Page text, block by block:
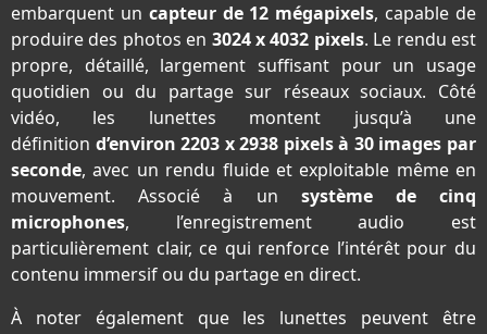
embarquent un capteur de 12 mégapixels, capable de
produire des photos en 3024 x 4032 pixels. Le rendu est
propre, détaillé, largement suffisant pour un usage
quotidien ou du partage sur réseaux sociaux. Côté
vidéo, les lunettes montent jusqu’à une
définition d’environ 2203 x 2938 pixels à 30 images par
seconde, avec un rendu fluide et exploitable même en
mouvement. Associé à un système de cinq
microphones, l’enregistrement audio est
particulièrement clair, ce qui renforce l’intérêt pour du
contenu immersif ou du partage en direct.
À noter également que les lunettes peuvent être